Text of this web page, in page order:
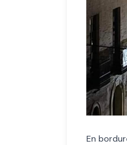
En